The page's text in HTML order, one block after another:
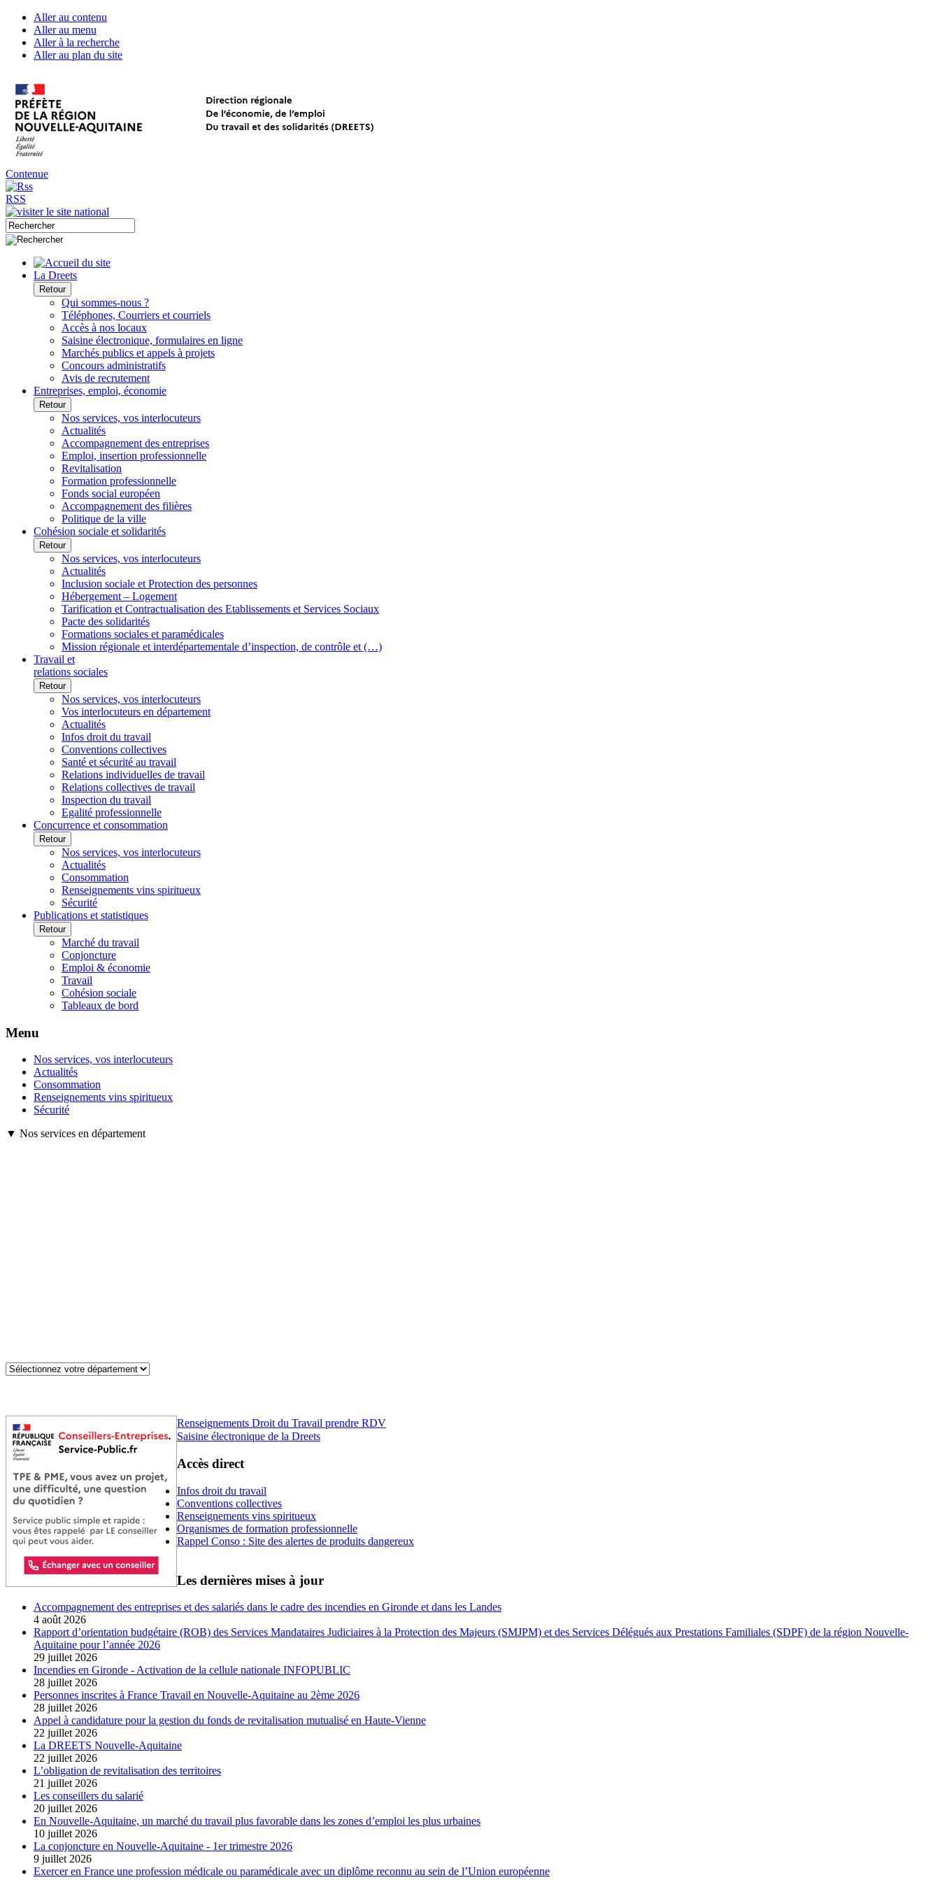
Aller au contenu
Aller au menu
Aller à la recherche
Aller au plan du site
Contenue
RSS
La Dreets
Retour
Qui sommes-nous ?
Téléphones, Courriers et courriels
Accès à nos locaux
Saisine électronique, formulaires en ligne
Marchés publics et appels à projets
Concours administratifs
Avis de recrutement
Entreprises, emploi, économie
Retour
Nos services, vos interlocuteurs
Actualités
Accompagnement des entreprises
Emploi, insertion professionnelle
Revitalisation
Formation professionnelle
Fonds social européen
Accompagnement des filières
Politique de la ville
Cohésion sociale et solidarités
Retour
Nos services, vos interlocuteurs
Actualités
Inclusion sociale et Protection des personnes
Hébergement – Logement
Tarification et Contractualisation des Etablissements et Services Sociaux
Pacte des solidarités
Formations sociales et paramédicales
Mission régionale et interdépartementale d’inspection, de contrôle et (…)
Travail et
relations sociales
Retour
Nos services, vos interlocuteurs
Vos interlocuteurs en département
Actualités
Infos droit du travail
Conventions collectives
Santé et sécurité au travail
Relations individuelles de travail
Relations collectives de travail
Inspection du travail
Egalité professionnelle
Concurrence et consommation
Retour
Nos services, vos interlocuteurs
Actualités
Consommation
Renseignements vins spiritueux
Sécurité
Publications et statistiques
Retour
Marché du travail
Conjoncture
Emploi & économie
Travail
Cohésion sociale
Tableaux de bord
Menu
Nos services, vos interlocuteurs
Actualités
Consommation
Renseignements vins spiritueux
Sécurité
▼ Nos services en département
Renseignements Droit du Travail prendre RDV
Saisine électronique de la Dreets
Accès direct
Infos droit du travail
Conventions collectives
Renseignements vins spiritueux
Organismes de formation professionnelle
Rappel Conso : Site des alertes de produits dangereux
Les dernières mises à jour
Accompagnement des entreprises et des salariés dans le cadre des incendies en Gironde et dans les Landes
4 août 2026
Rapport d’orientation budgétaire (ROB) des Services Mandataires Judiciaires à la Protection des Majeurs (SMJPM) et des Services Délégués aux Prestations Familiales (SDPF) de la région Nouvelle-
Aquitaine pour l’année 2026
29 juillet 2026
Incendies en Gironde - Activation de la cellule nationale INFOPUBLIC
28 juillet 2026
Personnes inscrites à France Travail en Nouvelle-Aquitaine au 2ème 2026
28 juillet 2026
Appel à candidature pour la gestion du fonds de revitalisation mutualisé en Haute-Vienne
22 juillet 2026
La DREETS Nouvelle-Aquitaine
22 juillet 2026
L’obligation de revitalisation des territoires
21 juillet 2026
Les conseillers du salarié
20 juillet 2026
En Nouvelle-Aquitaine, un marché du travail plus favorable dans les zones d’emploi les plus urbaines
10 juillet 2026
La conjoncture en Nouvelle-Aquitaine - 1er trimestre 2026
9 juillet 2026
Exercer en France une profession médicale ou paramédicale avec un diplôme reconnu au sein de l’Union européenne